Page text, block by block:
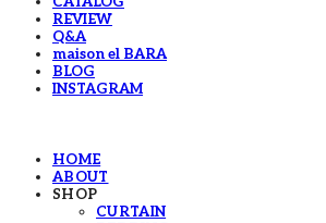
REVIEW
Q&A
maison el BARA
BLOG
INSTAGRAM
HOME
ABOUT
SHOP
CURTAIN